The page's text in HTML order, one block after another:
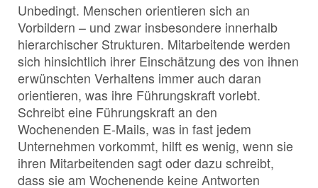
Unbedingt. Menschen orientieren sich an
Vorbildern – und zwar insbesondere innerhalb
hierarchischer Strukturen. Mitarbeitende werden
sich hinsichtlich ihrer Einschätzung des von ihnen
erwünschten Verhaltens immer auch daran
orientieren, was ihre Führungskraft vorlebt.
Schreibt eine Führungskraft an den
Wochenenden E-Mails, was in fast jedem
Unternehmen vorkommt, hilft es wenig, wenn sie
ihren Mitarbeitenden sagt oder dazu schreibt,
dass sie am Wochenende keine Antworten